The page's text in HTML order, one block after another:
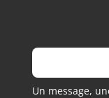
Un message,